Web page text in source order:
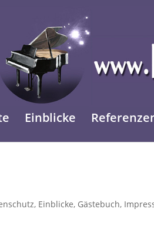
Einblicke
, Einblicke, Gästebuch,